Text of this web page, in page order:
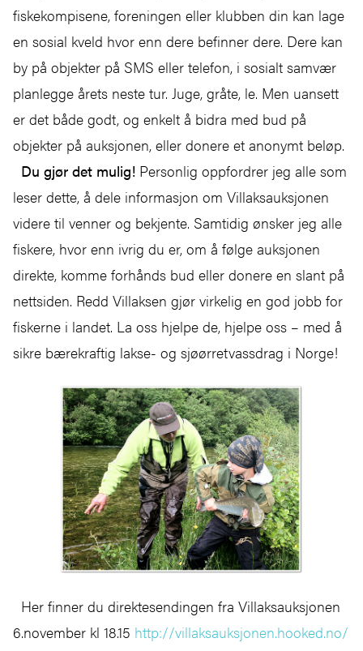
fiskekompisene, foreningen eller klubben din kan lage
en sosial kveld hvor enn dere befinner dere. Dere kan
by på objekter på SMS eller telefon, i sosialt samvær
planlegge årets neste tur. Juge, gråte, le. Men uansett
er det både godt, og enkelt å bidra med bud på
objekter på auksjonen, eller donere et anonymt beløp.
Du gjør det mulig! Personlig oppfordrer jeg alle som
leser dette, å dele informasjon om Villaksauksjonen
videre til venner og bekjente. Samtidig ønsker jeg alle
fiskere, hvor enn ivrig du er, om å følge auksjonen
direkte, komme forhånds bud eller donere en slant på
nettsiden. Redd Villaksen gjør virkelig en god jobb for
fiskerne i landet. La oss hjelpe de, hjelpe oss – med å
sikre bærekraftig lakse- og sjøørretvassdrag i Norge!
Her finner du direktesendingen fra Villaksauksjonen
6.november kl 18.15 http://villaksauksjonen.hooked.no/